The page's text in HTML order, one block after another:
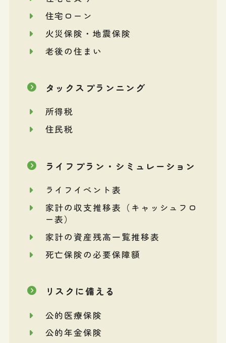
住宅ローン
火災保険・地震保険
老後の住まい
タックスプランニング
所得税
住民税
ライフプラン・シミュレーション
ライフイベント表
家計の収支推移表（キャッシュフロ
ー表）
家計の資産残高一覧推移表
死亡保険の必要保障額
リスクに備える
公的医療保険
公的年金保険